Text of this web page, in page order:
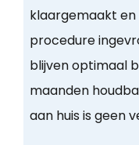
klaargemaakt
procedure
blijven optimaal
maanden
aan huis is geen